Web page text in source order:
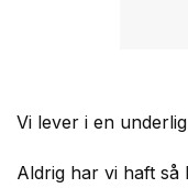
Vi lever i en
Aldrig har vi haft så